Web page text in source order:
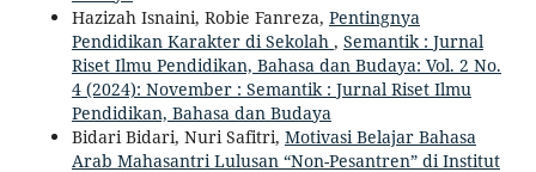
Hazizah Isnaini, Robie Fanreza, Pentingnya
Pendidikan Karakter di Sekolah , Semantik : Jurnal
Riset Ilmu Pendidikan, Bahasa dan Budaya: Vol. 2 No.
4 (2024): November : Semantik : Jurnal Riset Ilmu
Pendidikan, Bahasa dan Budaya
Bidari Bidari, Nuri Safitri, Motivasi Belajar Bahasa
Arab Mahasantri Lulusan “Non-Pesantren” di Institut